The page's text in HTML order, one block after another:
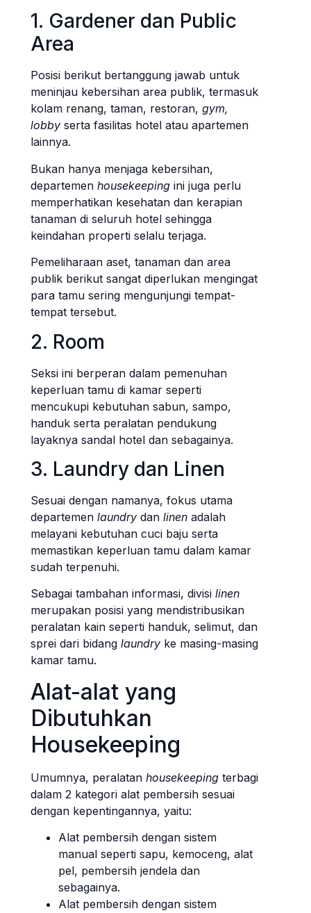
1. Gardener dan Public
Area
Posisi berikut bertanggung jawab untuk
meninjau kebersihan area publik, termasuk
kolam renang, taman, restoran, gym,
lobby serta fasilitas hotel atau apartemen
lainnya.
Bukan hanya menjaga kebersihan,
departemen housekeeping ini juga perlu
memperhatikan kesehatan dan kerapian
tanaman di seluruh hotel sehingga
keindahan properti selalu terjaga.
Pemeliharaan aset, tanaman dan area
publik berikut sangat diperlukan mengingat
para tamu sering mengunjungi tempat-
tempat tersebut.
2. Room
Seksi ini berperan dalam pemenuhan
keperluan tamu di kamar seperti
mencukupi kebutuhan sabun, sampo,
handuk serta peralatan pendukung
layaknya sandal hotel dan sebagainya.
3. Laundry dan Linen
Sesuai dengan namanya, fokus utama
departemen laundry dan linen adalah
melayani kebutuhan cuci baju serta
memastikan keperluan tamu dalam kamar
sudah terpenuhi.
Sebagai tambahan informasi, divisi linen
merupakan posisi yang mendistribusikan
peralatan kain seperti handuk, selimut, dan
sprei dari bidang laundry ke masing-masing
kamar tamu.
Alat-alat yang
Dibutuhkan
Housekeeping
Umumnya, peralatan housekeeping terbagi
dalam 2 kategori alat pembersih sesuai
dengan kepentingannya, yaitu:
Alat pembersih dengan sistem
manual seperti sapu, kemoceng, alat
pel, pembersih jendela dan
sebagainya.
Alat pembersih dengan sistem